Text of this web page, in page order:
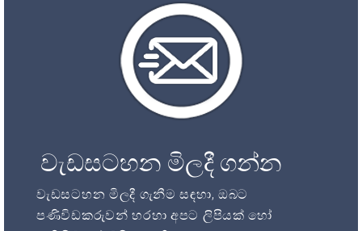
වැඩසටහන මිලදී ගන්න
වැඩසටහන මිලදී ගැනීම සඳහා, ඔබට
පණිවිඩකරුවන් හරහා අපට ලිපියක් හෝ